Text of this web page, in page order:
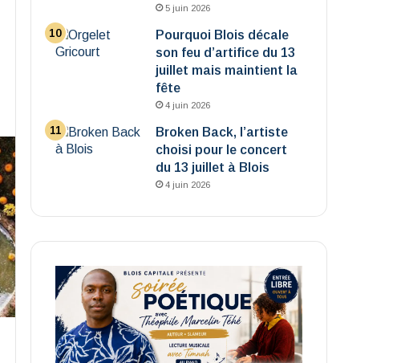
5 juin 2026
Pourquoi Blois décale
son feu d’artifice du 13
juillet mais maintient la
fête
4 juin 2026
Broken Back, l’artiste
choisi pour le concert
du 13 juillet à Blois
4 juin 2026